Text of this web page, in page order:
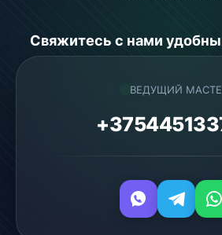
Свяжитесь с нами
ВЕДУЩИЙ